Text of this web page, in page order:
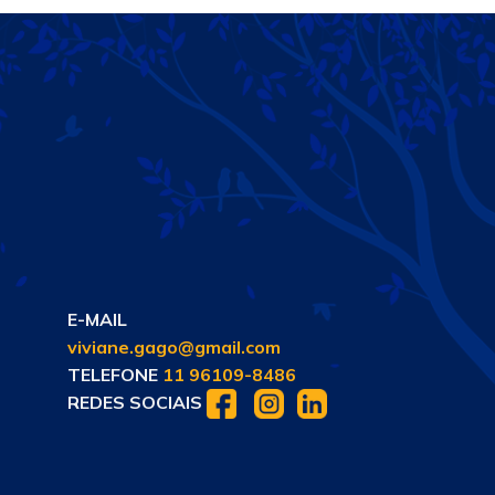
E-MAIL
viviane.gago@gmail.com
TELEFONE 11 96109-8486
REDES SOCIAIS